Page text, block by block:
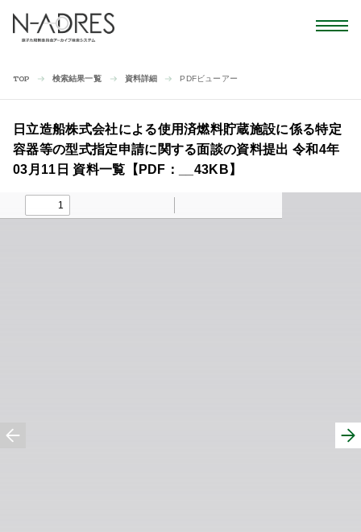
TOP 検索結果一覧 資料詳細 PDFビューアー
日立造船株式会社による使用済燃料貯蔵施設に係る特定
容器等の型式指定申請に関する面談の資料提出 令和4年
03月11日 資料一覧【PDF：__43KB】